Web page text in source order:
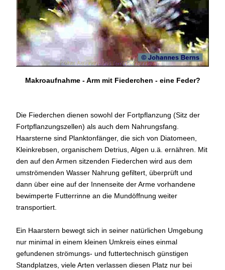
Makroaufnahme - Arm mit Fiederchen - eine Feder?
Die Fiederchen dienen sowohl der Fortpflanzung (Sitz der
Fortpflanzungszellen) als auch dem Nahrungsfang.
Haarsterne sind Planktonfänger, die sich von Diatomeen,
Kleinkrebsen, organischem Detrius, Algen u.ä. ernähren. Mit
den auf den Armen sitzenden Fiederchen wird aus dem
umströmenden Wasser Nahrung gefiltert, überprüft und
dann über eine auf der Innenseite der Arme vorhandene
bewimperte Futterrinne an die Mundöffnung weiter
transportiert.
Ein Haarstern bewegt sich in seiner natürlichen Umgebung
nur minimal in einem kleinen Umkreis eines einmal
gefundenen strömungs- und futtertechnisch günstigen
Standplatzes, viele Arten verlassen diesen Platz nur bei